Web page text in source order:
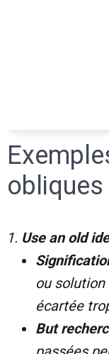
obliques
Use an old
ou
écartée
But